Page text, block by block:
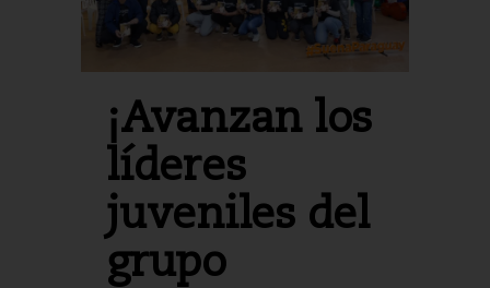
¡Avanzan los
líderes
juveniles del
grupo